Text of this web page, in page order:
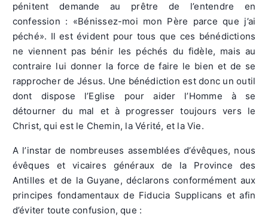
pénitent demande au prêtre de l’entendre en
confession : «Bénissez-moi mon Père parce que j’ai
péché». Il est évident pour tous que ces bénédictions
ne viennent pas bénir les péchés du fidèle, mais au
contraire lui donner la force de faire le bien et de se
rapprocher de Jésus. Une bénédiction est donc un outil
dont dispose l’Eglise pour aider l’Homme à se
détourner du mal et à progresser toujours vers le
Christ, qui est le Chemin, la Vérité, et la Vie.
A l’instar de nombreuses assemblées d’évêques, nous
évêques et vicaires généraux de la Province des
Antilles et de la Guyane, déclarons conformément aux
principes fondamentaux de Fiducia Supplicans et afin
d’éviter toute confusion, que :